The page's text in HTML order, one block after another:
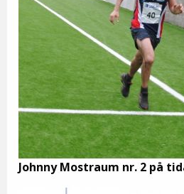
Johnny Mostraum nr. 2 på